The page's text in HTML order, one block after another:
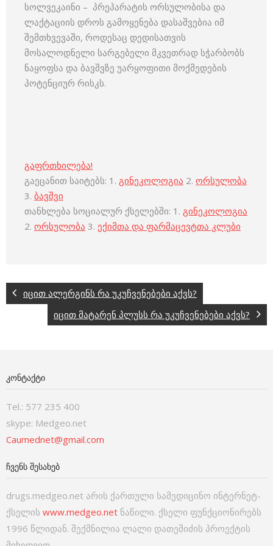
სოლვეკაინი – პრეპარატის ორსულობისა და
ლაქტაციის დროს გამოყენება დასაშვებია იმ
შემთხვევაში, როდესაც დედისათვის
მოსალოდნელი სარგებელი მკვეთრად სჭარბობს
ნაყოფსა და ბავშვზე უარყოფითი მოქმედების
პოტენციურ რისკს.
გაფრთხილება!
გაეცანით საიტებს: 1. გინეკოლოგია 2. ორსულობა
3. ბავშვი
თანხლება სოციალურ ქსელებში: 1. გინეკოლოგია
2. ორსულობა 3. ექიმთა და ფარმაცევტთა კლუბი
იცით ალერგინს რა უკუჩვენებები აქვს?
იცით მატარენ პლუსს რა უკუჩვენებები აქვს?
ᲙᲝᲜᲢᲐᲥᲢᲘ
Tel.: 577 235 400
skype: Medgeo.net
Caumednet@gmail.com
ᲩᲕᲔᲜᲡ ᲨᲔᲡᲐᲮᲔᲑ
drugs.medgeo.net არის ქართული სამედიცინო ინტერნეტ-
ქსელის www.medgeo.net ნაწილი. ქსელი ფუნქციონირებს
1996 წლიდან. შექმნილია ლალი დათეშიძის პროექტის